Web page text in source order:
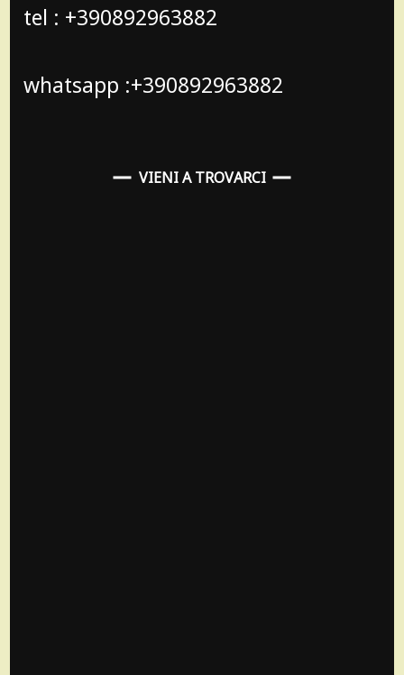
tel : +390892963882
whatsapp :+390892963882
VIENI A TROVARCI